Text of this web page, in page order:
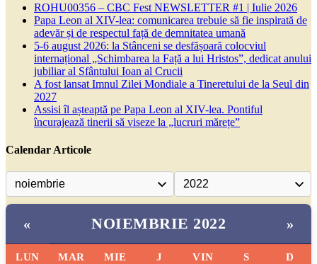
ROHU00356 – CBC Fest NEWSLETTER #1 | Iulie 2026
Papa Leon al XIV-lea: comunicarea trebuie să fie inspirată de
adevăr și de respectul față de demnitatea umană
5-6 august 2026: la Stânceni se desfășoară colocviul
internațional „Schimbarea la Față a lui Hristos”, dedicat anului
jubiliar al Sfântului Ioan al Crucii
A fost lansat Imnul Zilei Mondiale a Tineretului de la Seul din
2027
Assisi îl așteaptă pe Papa Leon al XIV-lea. Pontiful
încurajează tinerii să viseze la „lucruri mărețe”
Calendar Articole
« NOIEMBRIE 2022 »
LUN MAR MIE J VIN S D